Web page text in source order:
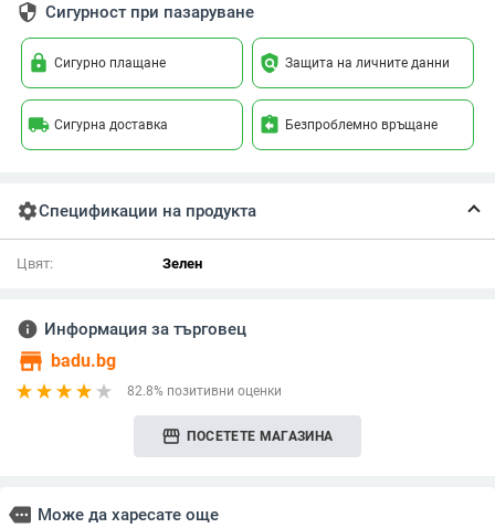
security Сигурност при пазаруване
lock Сигурно плащане policy Защита на личните данни
local_shipping Сигурна доставка assignment_return Безпроблемно връщане
settingsСпецификации на продукта
Цвят: Зелен
info Информация за търговец
store badu.bg
82.8% позитивни оценки
storefront ПОСЕТЕТЕ МАГАЗИНА
more Може да харесате още